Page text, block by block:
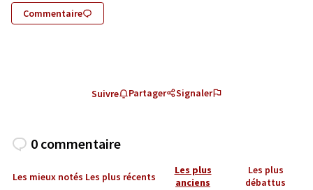
Commentaire
Suivre Partager Signaler
0 commentaire
Les mieux notés Les plus récents
Les plus
anciens
Les plus
débattus